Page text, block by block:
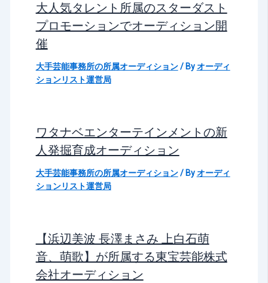
大人気タレント所属のスターダスト
プロモーションでオーディション開
催
大手芸能事務所の所属オーディション/ Byオーディ
ションリスト運営局
ワタナベエンターテインメントの新
人発掘育成オーディション
大手芸能事務所の所属オーディション/ Byオーディ
ションリスト運営局
【浜辺美波 長澤まさみ 上白石萌
音、萌歌】が所属する東宝芸能株式
会社オーディション